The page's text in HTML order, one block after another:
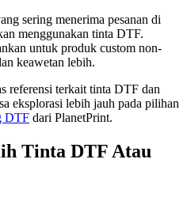
sering menerima pesanan di
menggunakan tinta DTF.
untuk produk custom non-
keawetan lebih.
referensi terkait tinta DTF dan
eksplorasi lebih jauh pada pilihan
DTF dari PlanetPrint.
Tinta DTF Atau